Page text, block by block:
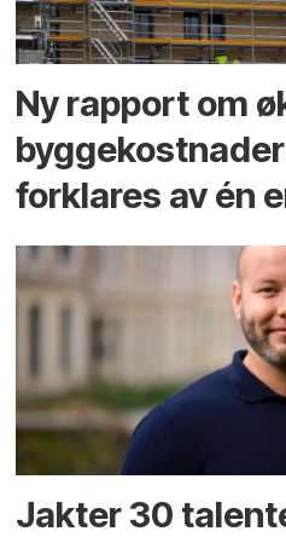
Ny rapport om
forklares av én
Jakter 30